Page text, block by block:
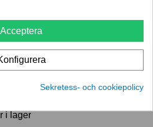
i lager
Acceptera
Sekretess- och cookiepolicy